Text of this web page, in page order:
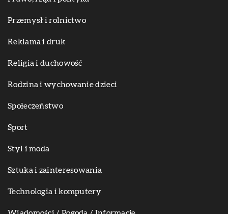
Przemysł i rolnictwo
Reklama i druk
Religia i duchowość
Rodzina i wychowanie dzieci
Społeczeństwo
Sport
Styl i moda
Sztuka i zainteresowania
Technologia i komputery